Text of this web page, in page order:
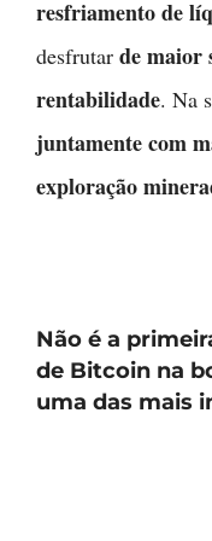
resfriamento de
desfrutar de maior
rentabilidade. Na
juntamente com
exploração
Não é a
de Bitcoin na
uma das mais